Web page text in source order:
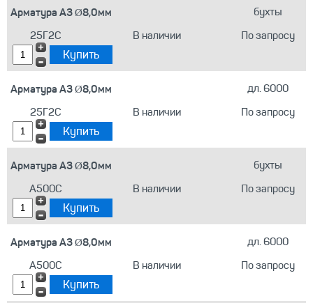
Арматура А3 Ø8,0мм
бухты
25Г2С
В наличии По запросу
Арматура А3 Ø8,0мм
дл. 6000
25Г2С
В наличии По запросу
Арматура А3 Ø8,0мм
бухты
А500С
В наличии По запросу
Арматура А3 Ø8,0мм
дл. 6000
А500С
В наличии По запросу